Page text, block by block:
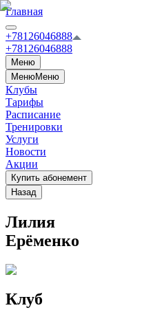
Главная
+78126046888
+78126046888
Меню
МенюМеню
Клубы
Тарифы
Расписание
Тренировки
Услуги
Новости
Акции
Купить абонемент
Назад
Лилия
Ерёменко
Клуб